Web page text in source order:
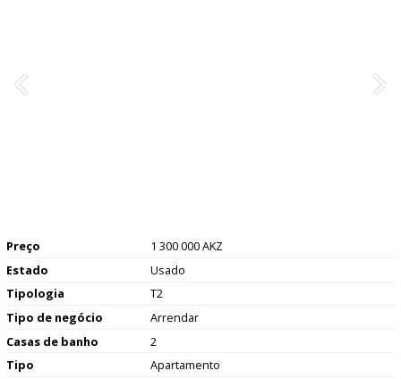
Preço
1 300 000 AKZ
Estado
Usado
Tipologia
T2
Tipo de negócio
Arrendar
Casas de banho
2
Tipo
Apartamento